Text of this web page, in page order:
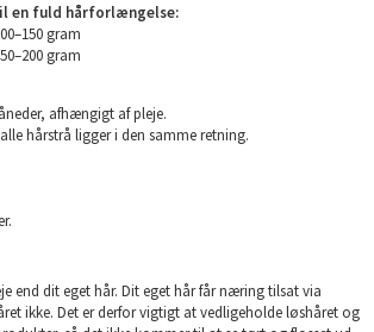
en fuld hårforlængelse:
gram
gram
afhængigt af pleje.
hårstrå ligger i den samme retning.
end dit eget hår. Dit eget hår får næring tilsat via
ikke. Det er derfor vigtigt at vedligeholde løshåret og